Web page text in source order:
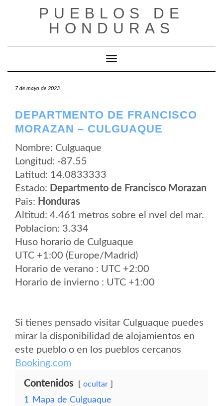
PUEBLOS DE
HONDURAS
Cambiar modo de navegación
7 de mayo de 2023
DEPARTMENTO DE FRANCISCO
MORAZAN – CULGUAQUE
Nombre: Culguaque
Longitud: -87.55
Latitud: 14.0833333
Estado: Departmento de Francisco Morazan
Pais: Honduras
Altitud: 4.461 metros sobre el nvel del mar.
Poblacion: 3.334
Huso horario de Culguaque
UTC +1:00 (Europe/Madrid)
Horario de verano : UTC +2:00
Horario de invierno : UTC +1:00
Si tienes pensado visitar Culguaque puedes
mirar la disponibilidad de alojamientos en
este pueblo o en los pueblos cercanos
Booking.com
Contenidos ocultar
1
Mapa de Culguaque